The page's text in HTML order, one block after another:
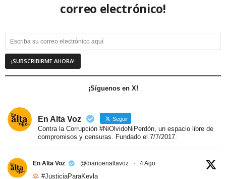
correo electrónico!
¡Síguenos en X!
En Alta Voz Seguir
Contra la Corrupción #NiOlvidoNiPerdón, un espacio libre de
compromisos y censuras. Fundado el 7/7/2017.
En Alta Voz @diarioenaltavoz · 4 Ago
#JusticiaParaKeyla